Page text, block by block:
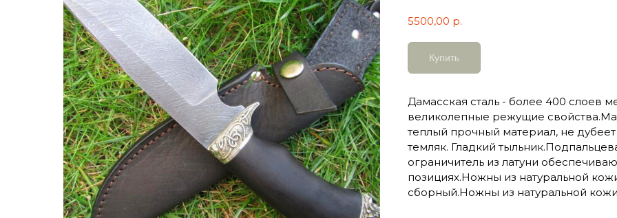
5500,00 р.
Купить
Дамасская сталь - более 400 слоев
великолепные режущие
теплый прочный материал, не
темляк. Гладкий
ограничитель из латуни
позициях.Ножны из натуральной
сборный.Ножны из натуральной